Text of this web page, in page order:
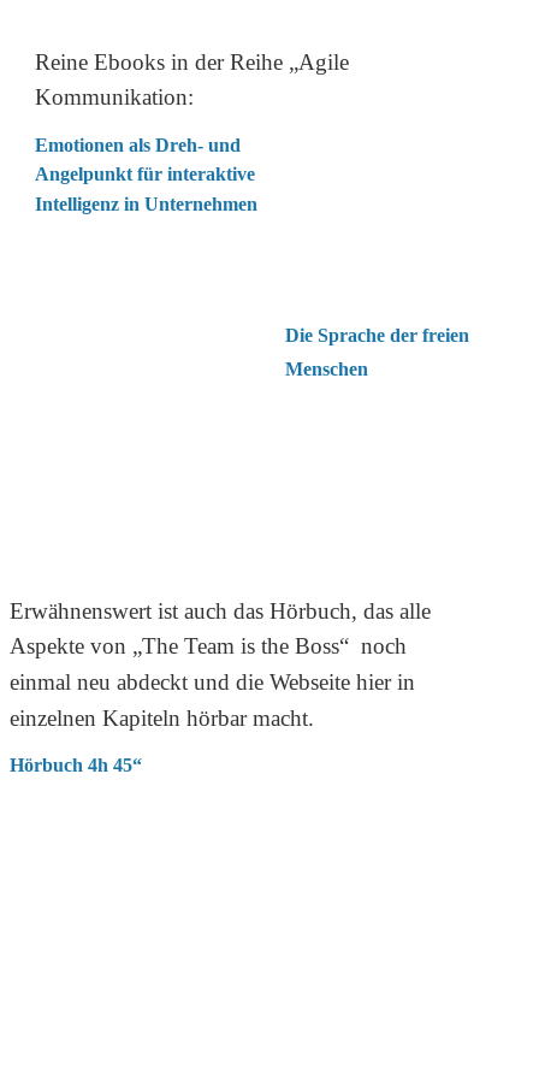
Reine Ebooks in der Reihe „Agile
Kommunikation:
Emotionen als Dreh- und
Angelpunkt für interaktive
Intelligenz in Unternehmen
Die Sprache der freien
Menschen
Erwähnenswert ist auch das Hörbuch, das alle
Aspekte von „The Team is the Boss“  noch
einmal neu abdeckt und die Webseite hier in
einzelnen Kapiteln hörbar macht.
Hörbuch 4h 45“